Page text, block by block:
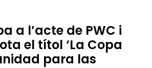
a l’acte de PWC i
el títol ‘La Copa
para las